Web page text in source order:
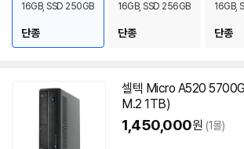
16GB, SSD 250GB
단종
16GB, SSD 256GB
단종
16GB,
단종
셀텍 Micro A520 5700G
M.2 1TB)
1,450,000원 (1몰)